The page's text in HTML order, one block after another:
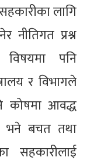
लागि
नीतिगत प्रश्न
विषयमा पनि
र विभागले
कोषमा आवद्ध
भने बचत तथा
सहकारीलाई